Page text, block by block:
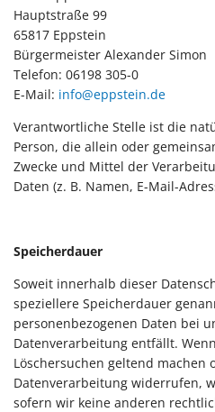
Hauptstraße 99
65817 Eppstein
Bürgermeister Alexander Simon
Telefon: 06198 305-0
E-Mail: info@eppstein.de
Verantwortliche Stelle ist die
Person, die allein oder
Zwecke und Mittel der
Daten (z. B. Namen, E-Mail-
Speicherdauer
Soweit innerhalb dieser
speziellere Speicherdauer
personenbezogenen Daten bei
Datenverarbeitung entfällt.
Löschersuchen geltend machen
Datenverarbeitung widerrufen,
sofern wir keine anderen